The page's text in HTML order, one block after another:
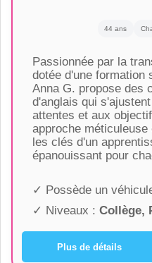
44 ans
Passionnée par la
dotée d'une formation
Anna G. propose des
d'anglais qui
attentes et aux
approche
les clés d'un
épanouissant pour
✓ Possède un
✓ Niveaux : Collège,
Plus de détails